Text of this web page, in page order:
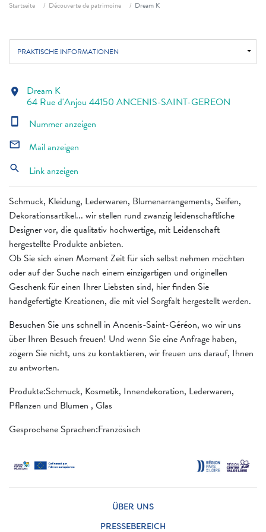
Startseite Découverte de patrimoine Dream K
PRAKTISCHE INFORMATIONEN
Schmuck, Kleidung, Lederwaren, Blumenarrangements, Seifen,
Dekorationsartikel... wir stellen rund zwanzig leidenschaftliche
Designer vor, die qualitativ hochwertige, mit Leidenschaft
hergestellte Produkte anbieten.
Ob Sie sich einen Moment Zeit für sich selbst nehmen möchten
oder auf der Suche nach einem einzigartigen und originellen
Geschenk für einen Ihrer Liebsten sind, hier finden Sie
handgefertigte Kreationen, die mit viel Sorgfalt hergestellt werden.
Besuchen Sie uns schnell in Ancenis-Saint-Géréon, wo wir uns
über Ihren Besuch freuen! Und wenn Sie eine Anfrage haben,
zögern Sie nicht, uns zu kontaktieren, wir freuen uns darauf, Ihnen
zu antworten.
Produkte:Schmuck, Kosmetik, Innendekoration, Lederwaren,
Pflanzen und Blumen , Glas
Gesprochene Sprachen:Französisch
location_on Dream K
64 Rue d'Anjou 44150 ANCENIS-SAINT-GEREON
smartphone Nummer anzeigen
mail_outline Mail anzeigen
search Link anzeigen
ÜBER UNS
PRESSEBEREICH